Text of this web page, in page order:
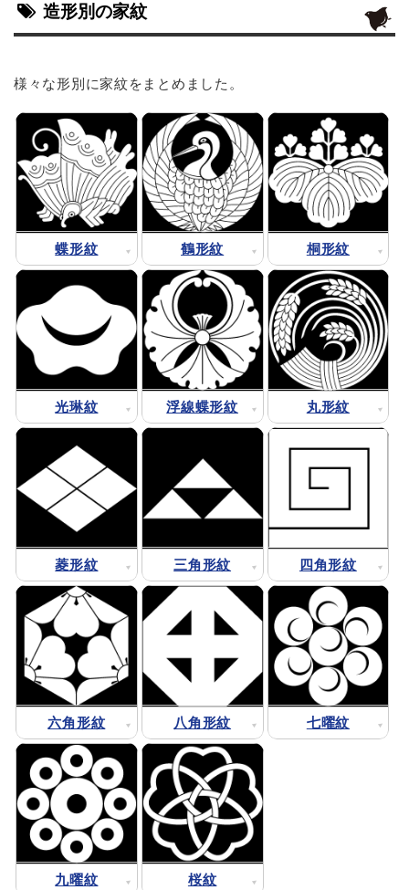
造形別の家紋
様々な形別に家紋をまとめました。
蝶形紋 鶴形紋 桐形紋
光琳紋 浮線蝶形紋 丸形紋
菱形紋 三角形紋 四角形紋
六角形紋 八角形紋 七曜紋
九曜紋 桜紋